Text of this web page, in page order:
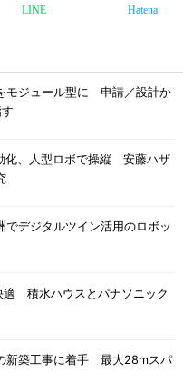
LINE Hatena
モジュール型に 申請／設計か
化、人型ロボで操縦 安藤ハザ
でデジタルツイン活用のロボッ
適 積水ハウスとパナソニック
新築工事に着手 最大28mスパ